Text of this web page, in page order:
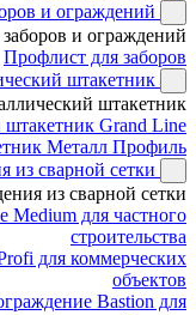
и ограждений
и ограждений
Профлист для заборов
штакетник
штакетник
Grand Line
Металл Профиль
из сварной сетки
из сварной сетки
Medium для частного
строительства
для коммерческих
объектов
Bastion для